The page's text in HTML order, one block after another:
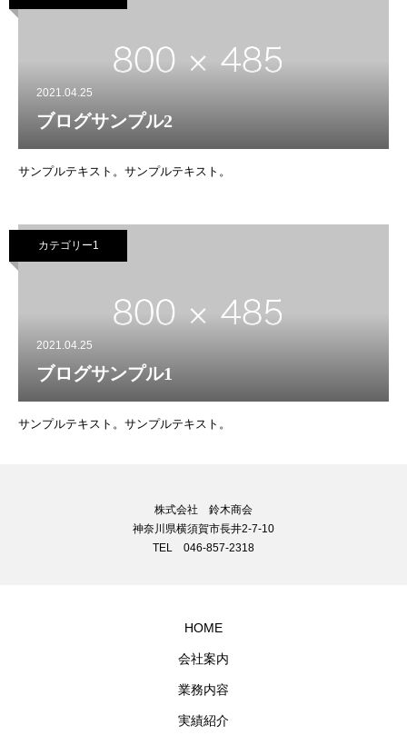
2021.04.25
ブログサンプル2
サンプルテキスト。サンプルテキスト。
カテゴリー1
2021.04.25
ブログサンプル1
サンプルテキスト。サンプルテキスト。
株式会社 鈴木商会
神奈川県横須賀市長井2-7-10
TEL 046-857-2318
HOME
会社案内
業務内容
実績紹介